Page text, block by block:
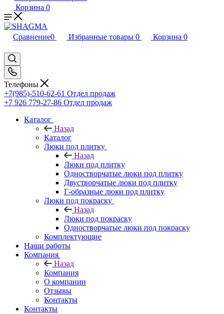
Корзина 0
Сравнение0 Избранные товары 0 Корзина 0
Телефоны
+7(985)-510-62-61 Отдел продаж
‪+7 926 779-27-86‬ Отдел продаж
Каталог
Назад
Каталог
Люки под плитку
Назад
Люки под плитку
Одностворчатые люки под плитку
Двустворчатые люки под плитку
Г-образные люки под плитку
Люки под покраску
Назад
Люки под покраску
Одностворчатые люки под покраску
Комплектующие
Наши работы
Компания
Назад
Компания
О компании
Отзывы
Контакты
Контакты